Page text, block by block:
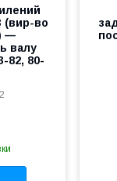
(вир-во
—
валу
82, 80-